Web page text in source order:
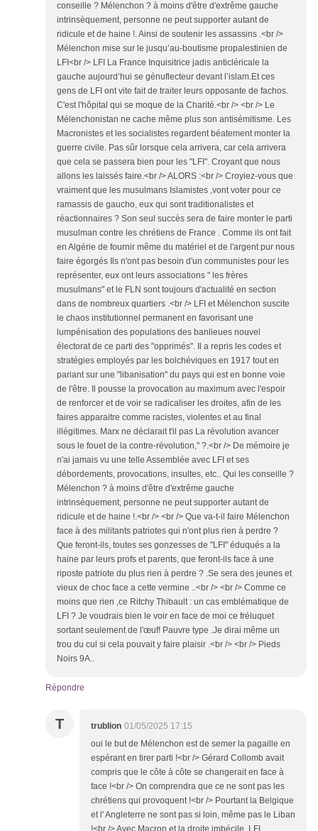
conseille ? Mélenchon ? à moins d'être d'extrême gauche
intrinsèquement, personne ne peut supporter autant de
ridicule et de haine !. Ainsi de soutenir les assassins .<br />
Mélenchon mise sur le jusqu’au-boutisme propalestinien de
LFI<br /> LFI La France Inquisitrice jadis anticléricale la
gauche aujourd’hui se génuflecteur devant l’islam.Et ces
gens de LFI ont vite fait de traiter leurs opposante de fachos.
C'est l'hôpital qui se moque de la Charité.<br /> <br /> Le
Mélenchonistan ne cache même plus son antisémitisme. Les
Macronistes et les socialistes regardent béatement monter la
guerre civile. Pas sûr lorsque cela arrivera, car cela arrivera
que cela se passera bien pour les "LFI". Croyant que nous
allons les laissés faire.<br /> ALORS :<br /> Croyiez-vous que
vraiment que les musulmans Islamistes ,vont voter pour ce
ramassis de gaucho, eux qui sont traditionalistes et
réactionnaires ? Son seul succès sera de faire monter le parti
musulman contre les chrétiens de France . Comme ils ont fait
en Algérie de fournir même du matériel et de l'argent pur nous
faire égorgés Ils n'ont pas besoin d'un communistes pour les
représenter, eux ont leurs associations " les frères
musulmans" et le FLN sont toujours d'actualité en section
dans de nombreux quartiers .<br /> LFI et Mélenchon suscite
le chaos institutionnel permanent en favorisant une
lumpénisation des populations des banlieues nouvel
électorat de ce parti des "opprimés". Il a repris les codes et
stratégies employés par les bolchéviques en 1917 tout en
pariant sur une "libanisation" du pays qui est en bonne voie
de l'être. Il pousse la provocation au maximum avec l'espoir
de renforcer et de voir se radicaliser les droites, afin de les
faires apparaitre comme racistes, violentes et au final
illégitimes. Marx ne déclarait t'il pas La révolution avancer
sous le fouet de la contre-révolution," ?.<br /> De mémoire je
n'ai jamais vu une telle Assemblée avec LFI et ses
débordements, provocations, insultes, etc.. Qui les conseille ?
Mélenchon ? à moins d'être d'extrême gauche
intrinsèquement, personne ne peut supporter autant de
ridicule et de haine !.<br /> <br /> Que va-t-il faire Mélenchon
face à des militants patriotes qui n'ont plus rien à perdre ?
Que feront-ils, toutes ses gonzesses de "LFI" éduqués a la
haine par leurs profs et parents, que feront-ils face à une
riposte patriote du plus rien à perdre ? .Se sera des jeunes et
vieux de choc face a cette vermine ..<br /> <br /> Comme ce
moins que rien ,ce Ritchy Thibault : un cas emblématique de
LFI ? Je voudrais bien le voir en face de moi ce fréluquet
sortant seulement de l'œuf! Pauvre type .Je dirai même un
trou du cul si cela pouvait y faire plaisir .<br /> <br /> Pieds
Noirs 9A..
Répondre
T trublion 01/05/2025 17:15
oui le but de Mélenchon est de semer la pagaille en
espérant en tirer parti !<br /> Gérard Collomb avait
compris que le côte à côte se changerait en face à
face !<br /> On comprendra que ce ne sont pas les
chrétiens qui provoquent !<br /> Pourtant la Belgique
et l' Angleterre ne sont pas si loin, même pas le Liban
!<br /> Avec Macron et la droite imbécile, LFI